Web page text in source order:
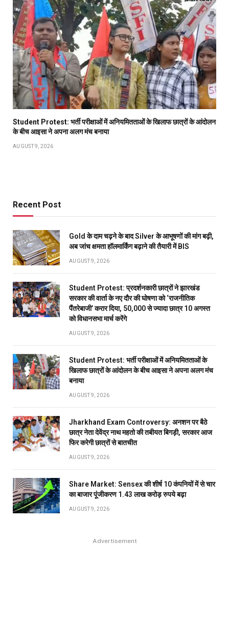
Student Protest: भर्ती परीक्षाओं में अनियमितताओं के खिलाफ छात्रों के आंदोलन
के बीच आइसा ने अपना अलग मंच बनाया
AUGUST 9, 2026
Recent Post
Gold के दाम चढ़ने के बाद Silver के आभूषणों की मांग बढ़ी,
अब जांच क्षमता हॉलमार्किंग बढ़ाने की तैयारी में BIS
AUGUST 9, 2026
Student Protest: प्रदर्शनकारी छात्रों ने झारखंड
सरकार की वार्ता के नए दौर की घोषणा को ‘राजनीतिक
पैंतरेबाजी’ करार दिया, 50,000 से ज्यादा छात्र 10 अगस्त
को विधानसभा मार्च करेंगे
AUGUST 9, 2026
Student Protest: भर्ती परीक्षाओं में अनियमितताओं के
खिलाफ छात्रों के आंदोलन के बीच आइसा ने अपना अलग मंच
बनाया
AUGUST 9, 2026
Jharkhand Exam Controversy: अनशन पर बैठे
छात्र नेता देवेंद्र नाथ महतो की तबीयत बिगड़ी, सरकार आज
फिर करेगी छात्रों से बातचीत
AUGUST 9, 2026
Share Market: Sensex की शीर्ष 10 कंपनियों में से चार
का बाजार पूंजीकरण 1.43 लाख करोड़ रुपये बढ़ा
AUGUST 9, 2026
Advertisement